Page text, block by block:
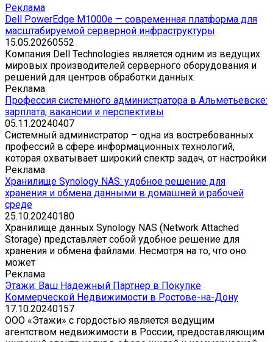
Реклама
Dell PowerEdge M1000e — современная платформа для
масштабируемой серверной инфраструктуры
15.05.20260552
Компания Dell Technologies является одним из ведущих
мировых производителей серверного оборудования и
решений для центров обработки данных.
Реклама
Профессия системного администратора в Альметьевске:
зарплата, вакансии и перспективы
05.11.20240407
Системный администратор – одна из востребованных
профессий в сфере информационных технологий,
которая охватывает широкий спектр задач, от настройки
Реклама
Хранилище Synology NAS: удобное решение для
хранения и обмена данными в домашней и рабочей
среде
25.10.20240180
Хранилище данных Synology NAS (Network Attached
Storage) представляет собой удобное решение для
хранения и обмена файлами. Несмотря на то, что оно
может
Реклама
Этажи: Ваш Надежный Партнер в Покупке
Коммерческой Недвижимости в Ростове-на-Дону
17.10.20240157
ООО «Этажи» с гордостью является ведущим
агентством недвижимости в России, предоставляющим